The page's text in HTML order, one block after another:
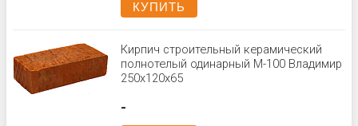
КУПИТЬ
Кирпич строительный керамический
полнотелый одинарный М-100 Владимир
250x120x65
-